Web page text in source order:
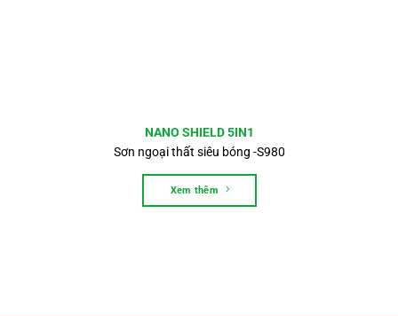
NANO SHIELD 5IN1
Sơn ngoại thất siêu bóng -S980
Xem thêm